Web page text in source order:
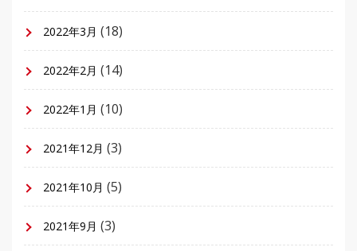
2022年3月 (18)
2022年2月 (14)
2022年1月 (10)
2021年12月 (3)
2021年10月 (5)
2021年9月 (3)